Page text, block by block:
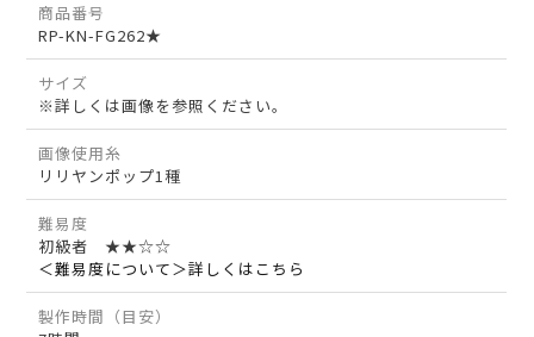
商品番号
RP-KN-FG262★
サイズ
※詳しくは画像を参照ください。
画像使用糸
リリヤンポップ1種
難易度
初級者 ★★☆☆
＜難易度について＞詳しくはこちら
製作時間（目安）